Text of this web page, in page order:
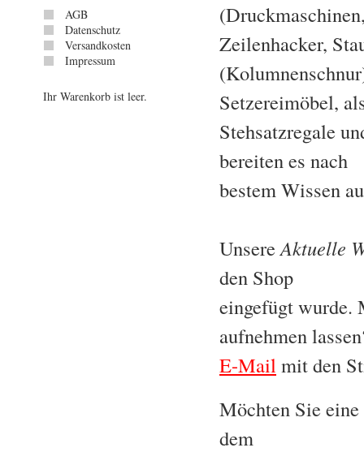
AGB
Datenschutz
Versandkosten
Impressum
Ihr Warenkorb ist leer.
Zeilenhacker,
Setzereimöbel,
Stehsatzregale
bereiten es nach
bestem Wissen
UnsereAktuelle
den Shop
eingefügt wurde.
aufnehmen
E-Mailmit den
Möchten Sie
dem